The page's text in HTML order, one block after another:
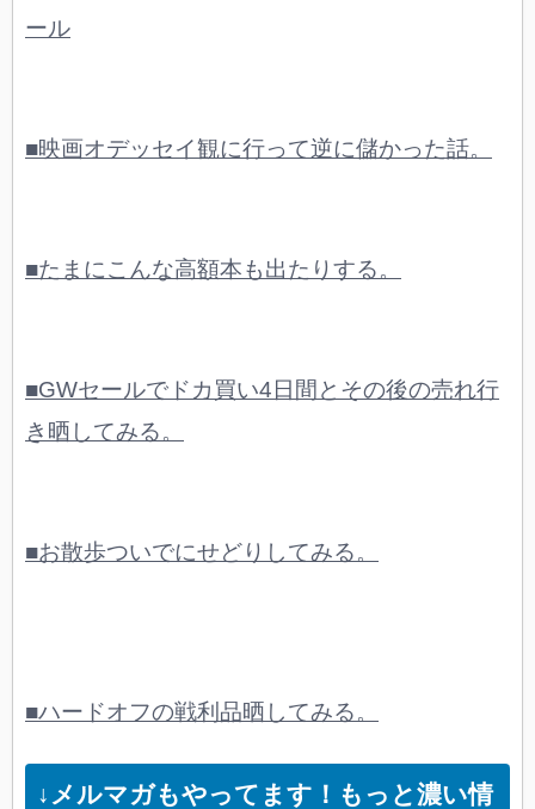
ール
■映画オデッセイ観に行って逆に儲かった話。
■たまにこんな高額本も出たりする。
■GWセールでドカ買い4日間とその後の売れ行
き晒してみる。
■お散歩ついでにせどりしてみる。
■ハードオフの戦利品晒してみる。
↓メルマガもやってます！もっと濃い情